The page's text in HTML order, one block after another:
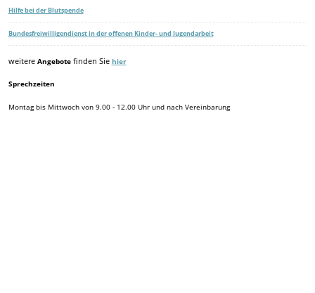
Hilfe bei der Blutspende
Bundesfreiwilligendienst in der offenen Kinder- und Jugendarbeit
weitere Angebotefinden Sie hier
Sprechzeiten
Montag bis Mittwoch von 9.00 - 12.00 Uhr und nach Vereinbarung